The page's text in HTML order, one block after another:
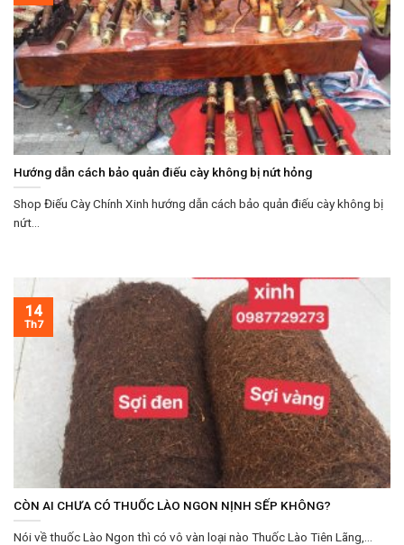
Hướng dẫn cách bảo quản điếu cày không bị nứt hỏng
Shop Điếu Cày Chính Xinh hướng dẫn cách bảo quản điếu cày không bị
nứt...
CÒN AI CHƯA CÓ THUỐC LÀO NGON NỊNH SẾP KHÔNG?
Nói về thuốc Lào Ngon thì có vô vàn loại nào Thuốc Lào Tiên Lãng,...
14
Th7